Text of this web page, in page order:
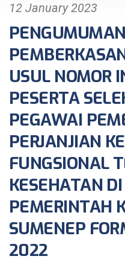
12 January 2023
USUL NOMOR
PESERTA
PEGAWAI
PERJANJIAN
FUNGSIONAL
KESEHATAN
PEMERINTAH
SUMENEP
2022